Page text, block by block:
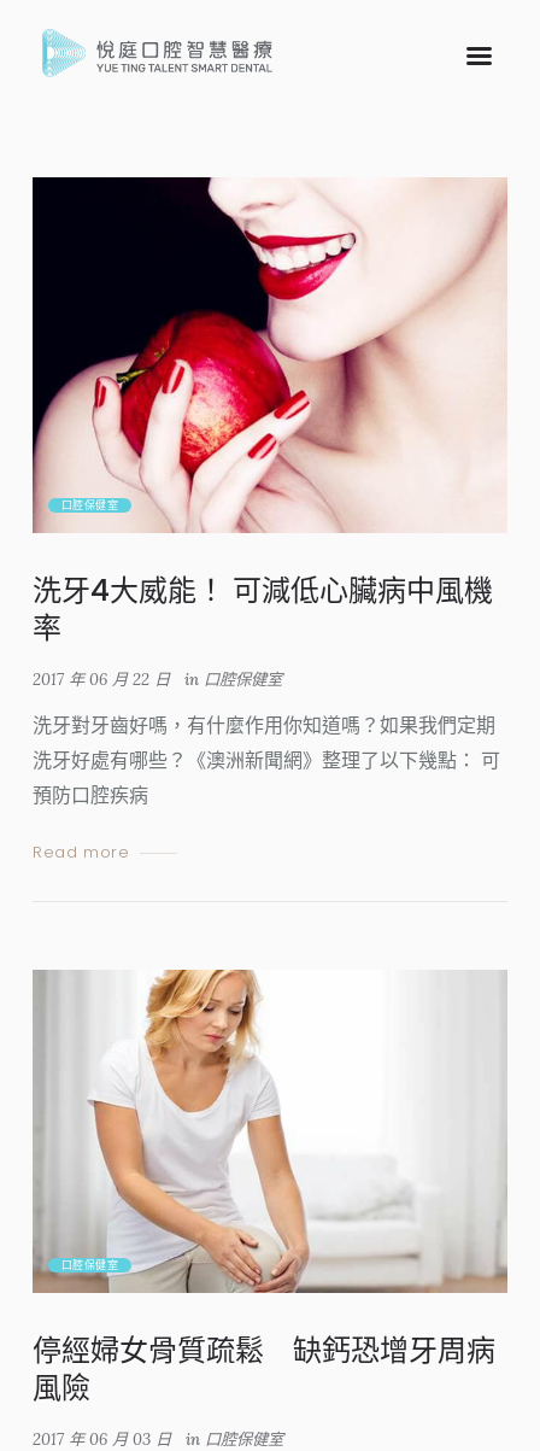
口腔保健室
洗牙4大威能！ 可減低心臟病中風機
率
2017 年 06 月 22 日 in 口腔保健室
洗牙對牙齒好嗎，有什麼作用你知道嗎？如果我們定期
洗牙好處有哪些？《澳洲新聞網》整理了以下幾點： 可
預防口腔疾病
Read more
口腔保健室
停經婦女骨質疏鬆 缺鈣恐增牙周病
風險
2017 年 06 月 03 日 in 口腔保健室